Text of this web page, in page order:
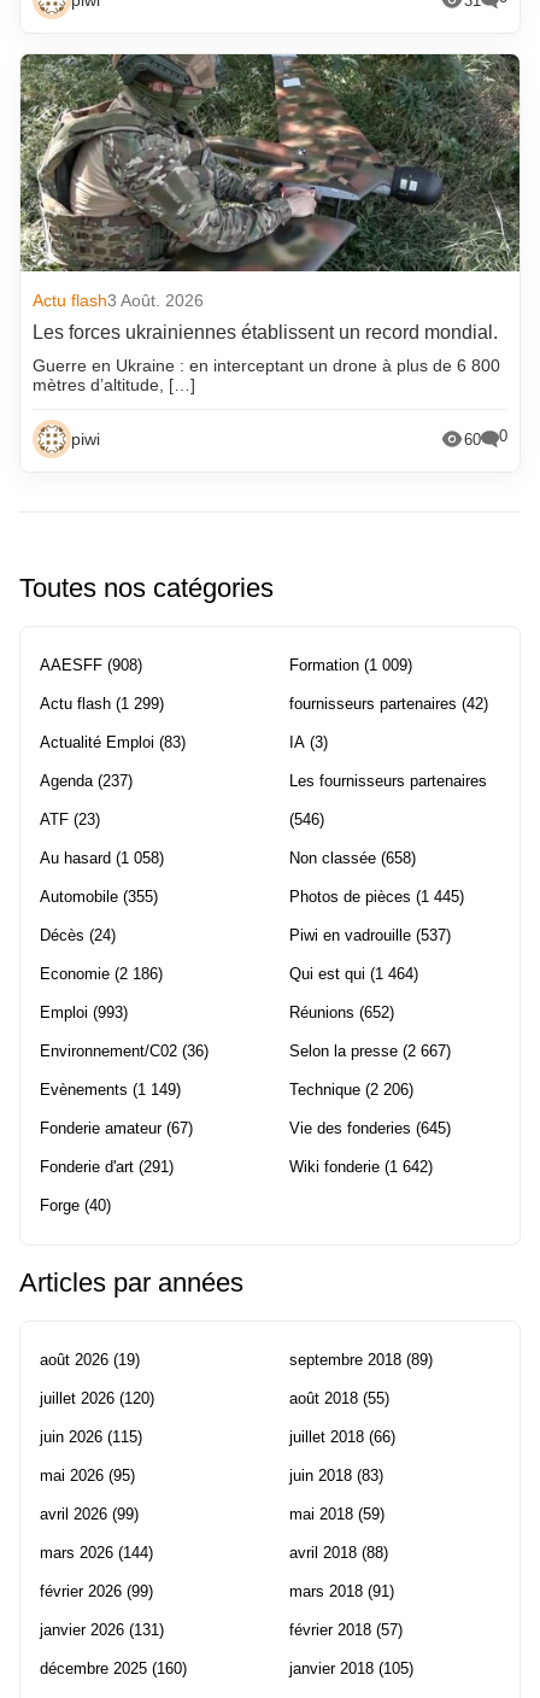
Actu flash3 Août. 2026
Les forces ukrainiennes établissent un record mondial.
Guerre en Ukraine : en interceptant un drone à plus de 6 800
mètres d’altitude, […]
piwi 60 0
Toutes nos catégories
AAESFF (908)
Actu flash (1 299)
Actualité Emploi (83)
Agenda(237)
ATF (23)
Au hasard (1 058)
Automobile (355)
Décès (24)
Economie (2 186)
Emploi (993)
Environnement/C02 (36)
Evènements (1 149)
Fonderie amateur(67)
Fonderie d'art (291)
Forge (40)
Formation (1 009)
fournisseurs partenaires (42)
IA (3)
Les fournisseurs partenaires
(546)
Non classée (658)
Photos de pièces (1 445)
Piwi en vadrouille (537)
Qui est qui (1 464)
Réunions (652)
Selon la presse (2 667)
Technique (2 206)
Vie des fonderies (645)
Wiki fonderie (1 642)
Articles par années
août 2026 (19)
juillet 2026 (120)
juin 2026 (115)
mai 2026 (95)
avril 2026 (99)
mars 2026 (144)
février 2026 (99)
janvier 2026 (131)
décembre 2025 (160)
septembre 2018 (89)
août 2018 (55)
juillet 2018 (66)
juin 2018 (83)
mai 2018 (59)
avril 2018 (88)
mars 2018 (91)
février 2018 (57)
janvier 2018 (105)